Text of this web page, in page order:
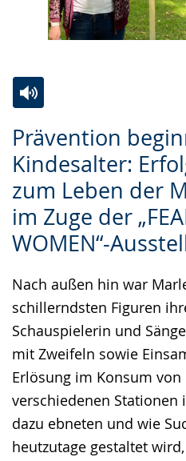
Prävention
Kindesalter:
zum Leben der
im Zuge der
WOMEN“-
Nach außen hin war
schillerndsten Figuren
Schauspielerin und
mit Zweifeln sowie
Erlösung im Konsum
verschiedenen Stationen
dazu ebneten und wie
heutzutage gestaltet
Leichten
Sprache
wechseln.
Audio-
Unterstützung.
Video
in
Deutscher
Gebärdensprache
wird